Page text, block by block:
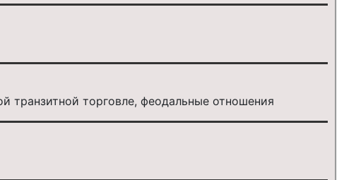
транзитной торговле, феодальные отношения